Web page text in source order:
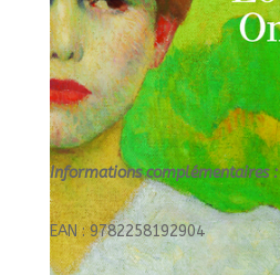
Informations complémentaires :
EAN : 9782258192904